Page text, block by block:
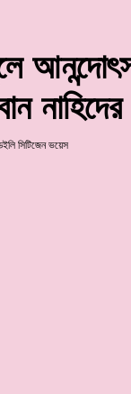
নাহিদের
সিটিজেন ভয়েস